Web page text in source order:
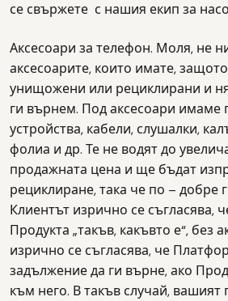
се свържете с нашия екип за
Аксесоари за телефон. Моля, не
аксесоарите, които имате,
унищожени или рециклирани и
ги върнем. Под аксесоари имаме
устройства, кабели, слушалки,
фолиа и др. Те не водят до
продажната цена и ще бъдат
рециклиране, така че по – добре
Клиентът изрично се съгласява,
Продукта „такъв, какъвто е“, без
изрично се съгласява, че
задължение да ги върне, ако
към него. В такъв случай,